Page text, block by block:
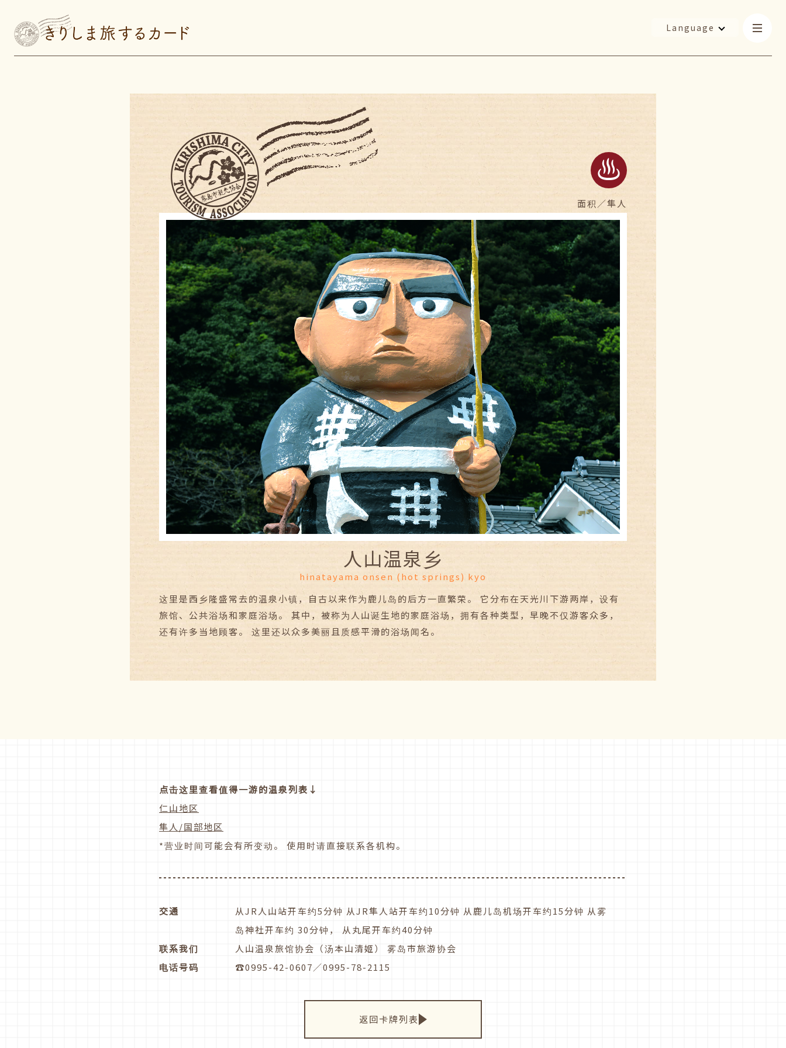
Language
面积／隼人
人山温泉乡
hinatayama onsen (hot springs) kyo
这里是西乡隆盛常去的温泉小镇，自古以来作为鹿儿岛的后方一直繁荣。 它分布在天光川下游两岸，设有
旅馆、公共浴场和家庭浴场。 其中，被称为人山诞生地的家庭浴场，拥有各种类型，早晚不仅游客众多，
还有许多当地顾客。 这里还以众多美丽且质感平滑的浴场闻名。
点击这里查看值得一游的温泉列表↓
仁山地区
隼人/国部地区
*营业时间可能会有所变动。 使用时请直接联系各机构。
交通
从JR人山站开车约5分钟 从JR隼人站开车约10分钟 从鹿儿岛机场开车约15分钟 从雾
岛神社开车约 30分钟， 从丸尾开车约40分钟
联系我们
人山温泉旅馆协会（汤本山清姬） 雾岛市旅游协会
电话号码
☎0995-42-0607／0995-78-2115
返回卡牌列表